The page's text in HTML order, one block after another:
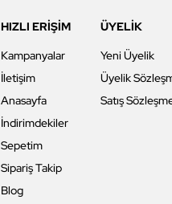
HIZLI ERİŞİM
Kampanyalar
İletişim
Anasayfa
İndirimdekiler
Sepetim
Sipariş Takip
Blog
ÜYELİK
Yeni Üyelik
Üyelik
Satış